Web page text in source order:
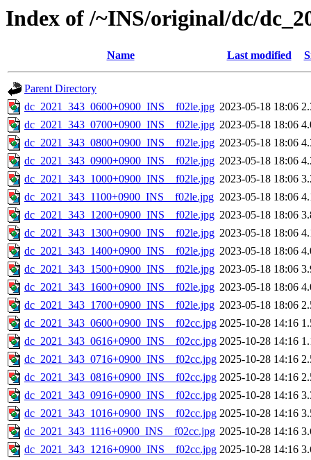
Index of /~INS/original/dc/
Name Last modified
Parent Directory
dc_2021_343_0600+0900_INS__f02le.jpg 2023-05-18 18:06
dc_2021_343_0700+0900_INS__f02le.jpg 2023-05-18 18:06
dc_2021_343_0800+0900_INS__f02le.jpg 2023-05-18 18:06
dc_2021_343_0900+0900_INS__f02le.jpg 2023-05-18 18:06
dc_2021_343_1000+0900_INS__f02le.jpg 2023-05-18 18:06
dc_2021_343_1100+0900_INS__f02le.jpg 2023-05-18 18:06
dc_2021_343_1200+0900_INS__f02le.jpg 2023-05-18 18:06
dc_2021_343_1300+0900_INS__f02le.jpg 2023-05-18 18:06
dc_2021_343_1400+0900_INS__f02le.jpg 2023-05-18 18:06
dc_2021_343_1500+0900_INS__f02le.jpg 2023-05-18 18:06
dc_2021_343_1600+0900_INS__f02le.jpg 2023-05-18 18:06
dc_2021_343_1700+0900_INS__f02le.jpg 2023-05-18 18:06
dc_2021_343_0600+0900_INS__f02cc.jpg 2025-10-28 14:16
dc_2021_343_0616+0900_INS__f02cc.jpg 2025-10-28 14:16
dc_2021_343_0716+0900_INS__f02cc.jpg 2025-10-28 14:16
dc_2021_343_0816+0900_INS__f02cc.jpg 2025-10-28 14:16
dc_2021_343_0916+0900_INS__f02cc.jpg 2025-10-28 14:16
dc_2021_343_1016+0900_INS__f02cc.jpg 2025-10-28 14:16
dc_2021_343_1116+0900_INS__f02cc.jpg 2025-10-28 14:16
dc_2021_343_1216+0900_INS__f02cc.jpg 2025-10-28 14:16